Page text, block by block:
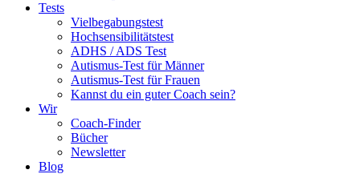
Tests
Vielbegabungstest
Hochsensibilitätstest
ADHS / ADS Test
Autismus-Test für Männer
Autismus-Test für Frauen
Kannst du ein guter Coach sein?
Wir
Coach-Finder
Bücher
Newsletter
Blog